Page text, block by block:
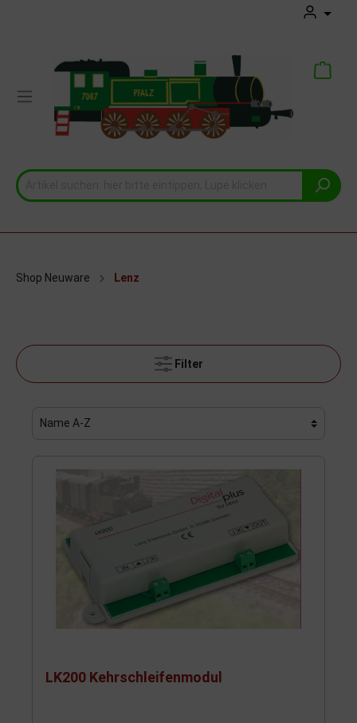
Shop Neuware Lenz
Filter
LK200 Kehrschleifenmodul